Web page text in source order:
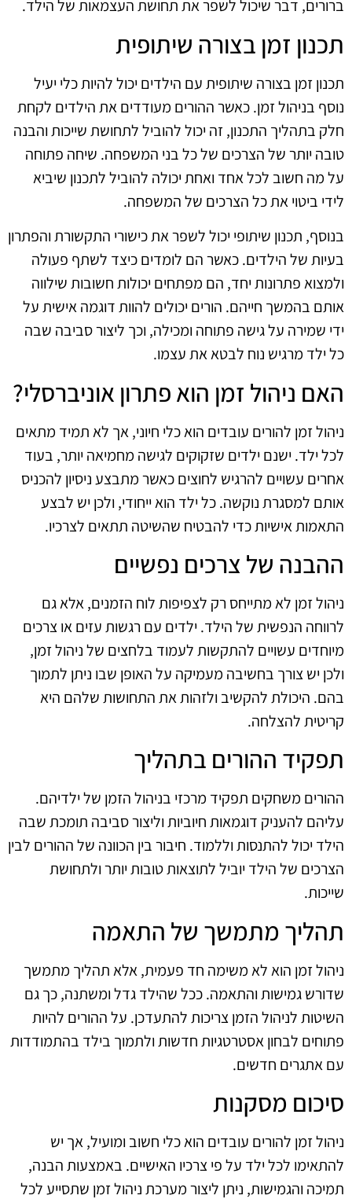
ברורים, דבר שיכול לשפר את תחושת העצמאות של הילד.
תכנון זמן בצורה שיתופית
תכנון זמן בצורה שיתופית עם הילדים יכול להיות כלי יעיל
נוסף בניהול זמן. כאשר ההורים מעודדים את הילדים לקחת
חלק בתהליך התכנון, זה יכול להוביל לתחושת שייכות והבנה
טובה יותר של הצרכים של כל בני המשפחה. שיחה פתוחה
על מה חשוב לכל אחד ואחת יכולה להוביל לתכנון שיביא
לידי ביטוי את כל הצרכים של המשפחה.
בנוסף, תכנון שיתופי יכול לשפר את כישורי התקשורת והפתרון
בעיות של הילדים. כאשר הם לומדים כיצד לשתף פעולה
ולמצוא פתרונות יחד, הם מפתחים יכולות חשובות שילווה
אותם בהמשך חייהם. הורים יכולים להוות דוגמה אישית על
ידי שמירה על גישה פתוחה ומכילה, וכך ליצור סביבה שבה
כל ילד מרגיש נוח לבטא את עצמו.
האם ניהול זמן הוא פתרון אוניברסלי?
ניהול זמן להורים עובדים הוא כלי חיוני, אך לא תמיד מתאים
לכל ילד. ישנם ילדים שזקוקים לגישה מחמיאה יותר, בעוד
אחרים עשויים להרגיש לחוצים כאשר מתבצע ניסיון להכניס
אותם למסגרת נוקשה. כל ילד הוא ייחודי, ולכן יש לבצע
התאמות אישיות כדי להבטיח שהשיטה תתאים לצרכיו.
ההבנה של צרכים נפשיים
ניהול זמן לא מתייחס רק לצפיפות לוח הזמנים, אלא גם
לרווחה הנפשית של הילד. ילדים עם רגשות עזים או צרכים
מיוחדים עשויים להתקשות לעמוד בלחצים של ניהול זמן,
ולכן יש צורך בחשיבה מעמיקה על האופן שבו ניתן לתמוך
בהם. היכולת להקשיב ולזהות את התחושות שלהם היא
קריטית להצלחה.
תפקיד ההורים בתהליך
ההורים משחקים תפקיד מרכזי בניהול הזמן של ילדיהם.
עליהם להעניק דוגמאות חיוביות וליצור סביבה תומכת שבה
הילד יכול להתנסות וללמוד. חיבור בין הכוונה של ההורים לבין
הצרכים של הילד יוביל לתוצאות טובות יותר ולתחושת
שייכות.
תהליך מתמשך של התאמה
ניהול זמן הוא לא משימה חד פעמית, אלא תהליך מתמשך
שדורש גמישות והתאמה. ככל שהילד גדל ומשתנה, כך גם
השיטות לניהול הזמן צריכות להתעדכן. על ההורים להיות
פתוחים לבחון אסטרטגיות חדשות ולתמוך בילד בהתמודדות
עם אתגרים חדשים.
סיכום מסקנות
ניהול זמן להורים עובדים הוא כלי חשוב ומועיל, אך יש
להתאימו לכל ילד על פי צרכיו האישיים. באמצעות הבנה,
תמיכה והגמישות, ניתן ליצור מערכת ניהול זמן שתסייע לכל